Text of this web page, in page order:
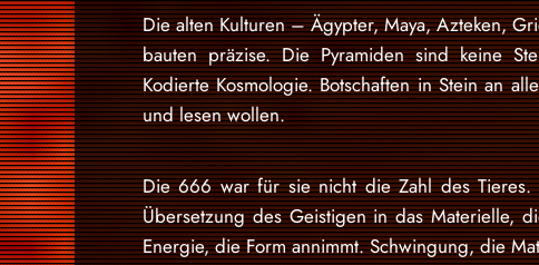
Die alten Kulturen – Ägypter, Maya, Azteken,
bauten präzise. Die Pyramiden sind keine
Kodierte Kosmologie. Botschaften in Stein an
und lesen wollen.
Die 666 war für sie nicht die Zahl des
Übersetzung des Geistigen in das Materielle,
Energie, die Form annimmt. Schwingung, die